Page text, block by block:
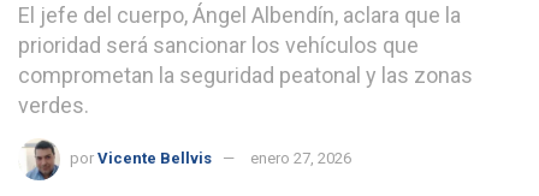
El jefe del cuerpo, Ángel Albendín, aclara que la
prioridad será sancionar los vehículos que
comprometan la seguridad peatonal y las zonas
verdes.
por Vicente Bellvis enero 27, 2026